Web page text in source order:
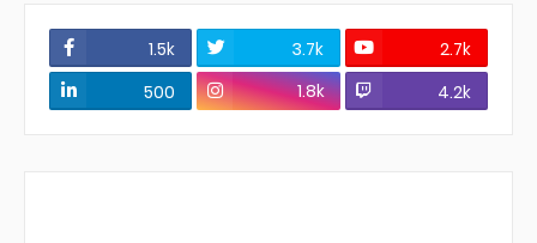
1.5k 3.7k
2.7k
500
1.8k 4.2k